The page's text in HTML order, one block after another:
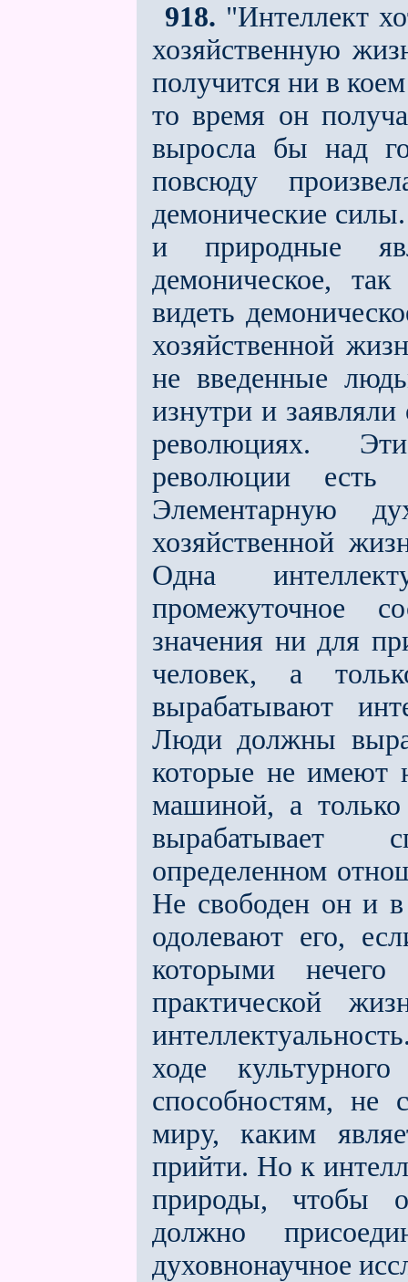
918. "Интеллект
хозяйственную
получится ни в
то время он
выросла бы над
повсюду
демонические
и природные
демоническое,
видеть
хозяйственной
не введeнные
изнутри и
революциях.
революции есть
Элементарную
хозяйственной
Одна
промежуточное
значения ни для
человек, а
вырабатывают
Люди должны
которые не имеют
машиной, а
вырабатывает
определeнном
Не свободен он и
одолевают его,
которыми
практической
ходе
способностям,
миру, каким
прийти. Но к
природы, чтобы
должно
духовнонаучное